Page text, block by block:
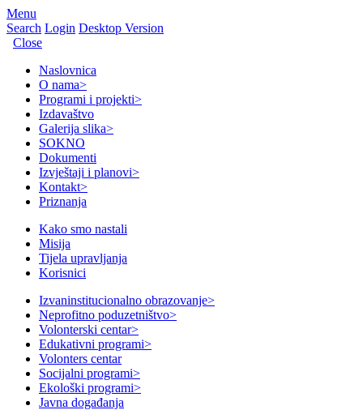
Menu
Search Login Desktop Version
Close
Naslovnica
O nama>
Programi i projekti>
Izdavaštvo
Galerija slika>
SOKNO
Dokumenti
Izvještaji i planovi>
Kontakt>
Priznanja
Kako smo nastali
Misija
Tijela upravljanja
Korisnici
Izvaninstitucionalno obrazovanje>
Neprofitno poduzetništvo>
Volonterski centar>
Edukativni programi>
Volonters centar
Socijalni programi>
Ekološki programi>
Javna događanja